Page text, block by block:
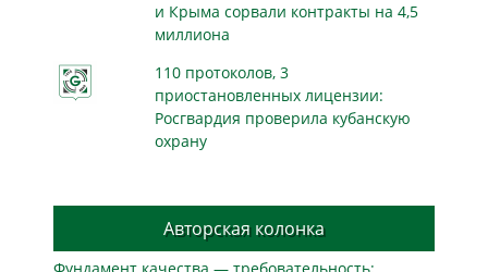
и Крыма сорвали контракты на 4,5
миллиона
110 протоколов, 3
приостановленных лицензии:
Росгвардия проверила кубанскую
охрану
Авторская колонка